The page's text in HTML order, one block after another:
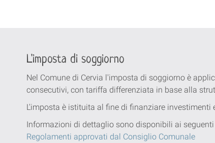
L'imposta di soggiorno
Nel Comune di Cervia l'imposta di soggiorno è
consecutivi, con tariffa differenziata in base alla
L'imposta è istituita al fine di finanziare
Informazioni di dettaglio sono disponibili ai
Regolamenti approvati dal Consiglio Comunale